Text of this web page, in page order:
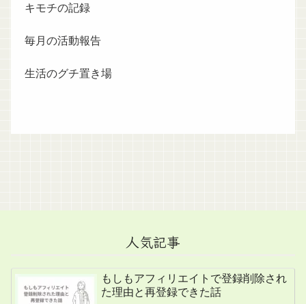
キモチの記録
毎月の活動報告
生活のグチ置き場
人気記事
もしもアフィリエイトで登録削除され
た理由と再登録できた話